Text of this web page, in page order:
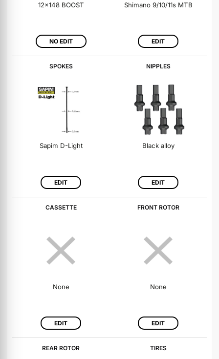
12x148 BOOST
NO EDIT
Shimano 9/10/11s MTB
EDIT
SPOKES
Sapim D-Light
EDIT
NIPPLES
Black alloy
EDIT
CASSETTE
None
EDIT
FRONT ROTOR
None
EDIT
REAR ROTOR TIRES